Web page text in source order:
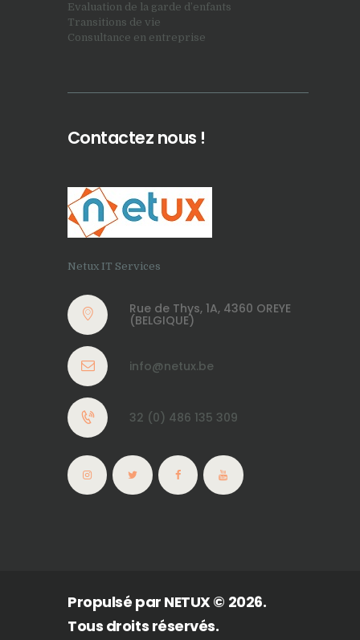
Evaluation de la garde d’enfants
Transitions de vie
Consultance en entreprise
Contactez nous !
Netux IT Services
Rue de Thys, 1A, 4360 OREYE
(BELGIQUE)
info@netux.be
32 (0) 486 135 309
Propulsé par NETUX© 2026.
Tous droits réservés.